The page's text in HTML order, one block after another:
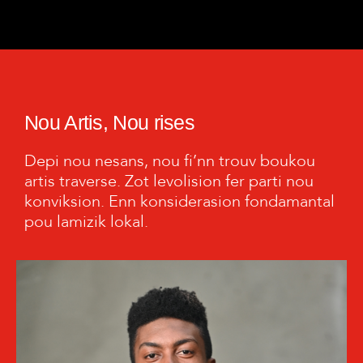
Nou Artis, Nou rises
Depi nou nesans, nou fi’nn trouv boukou
artis traverse. Zot levolision fer parti nou
konviksion. Enn konsiderasion fondamantal
pou lamizik lokal.